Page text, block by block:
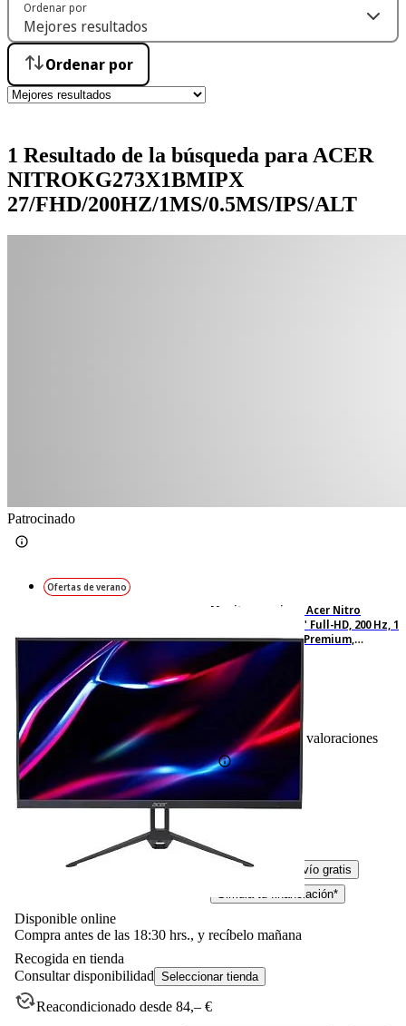
1 Resultado de la búsqueda para ACER
NITROKG273X1BMIPX
27/FHD/200HZ/1MS/0.5MS/IPS/ALT
Ordenar por
Ordenar por
Patrocinado
Ofertas de verano
Monitor gaming - Acer Nitro
KG273X1BMIPX, 27" Full-HD, 200 Hz, 1
ms, IPS, FreeSync Premium,
Altavoces integrados, Negro
Basado en 43 valoraciones
119,– €
IVA incl. Con envío gratis
Simula tu financiación*
Disponible online
Compra antes de las 18:30 hrs., y recíbelo mañana
Recogida en tienda
Consultar disponibilidad Seleccionar tienda
Reacondicionado desde 84,– €